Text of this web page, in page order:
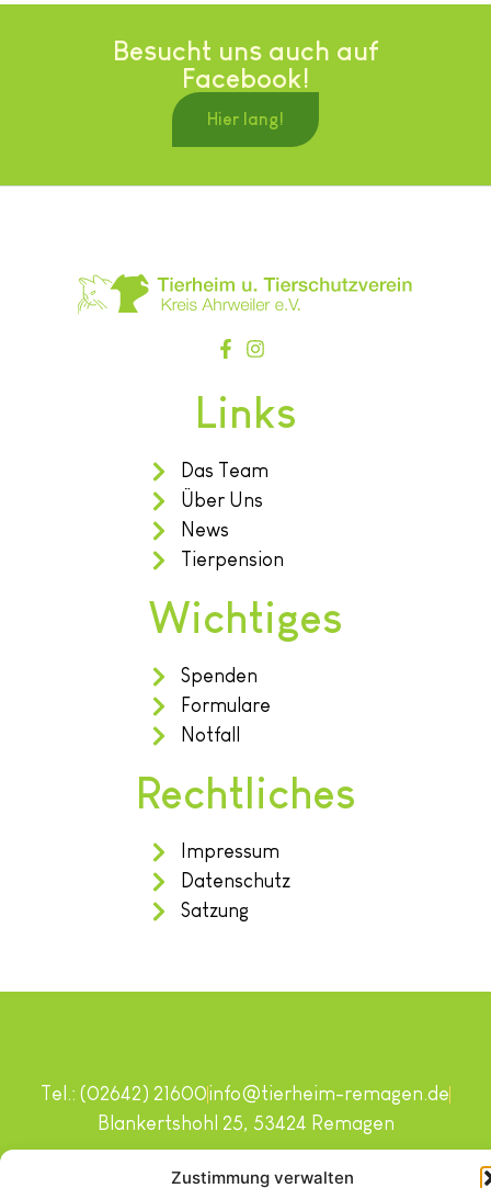
Zustimmung verwalten
Besucht uns auch auf
Facebook!
Hier lang!
Links
Das Team
Über Uns
News
Tierpension
Wichtiges
Spenden
Formulare
Notfall
Rechtliches
Impressum
Datenschutz
Satzung
Copyright © 2024. Alle Rechte vorbehalten.
Tel.: (02642) 21600info@tierheim-remagen.de
Blankertshohl 25, 53424 Remagen